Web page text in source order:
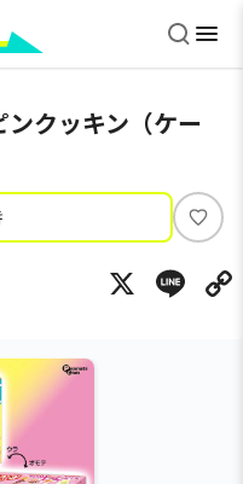
ンクッキン（ケー
い
ね
X